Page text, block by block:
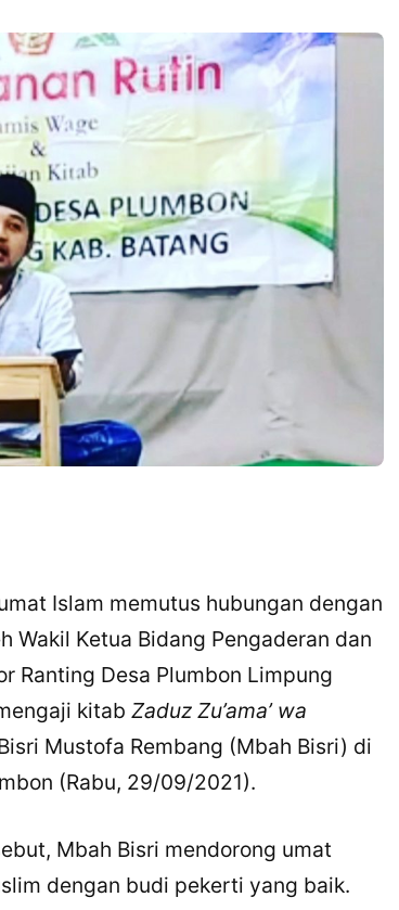
Islam memutus hubungan dengan
Wakil Ketua Bidang Pengaderan dan
Ranting Desa Plumbon Limpung
kitab Zaduz Zu’ama’ wa
Mustofa Rembang (Mbah Bisri) di
(Rabu, 29/09/2021).
Mbah Bisri mendorong umat
dengan budi pekerti yang baik.